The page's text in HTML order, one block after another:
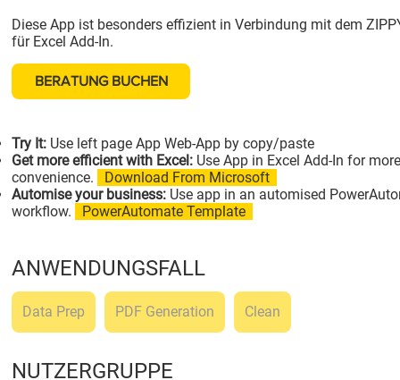
ANWENDUNGSFALL
Data Prep PDF Generation Clean
NUTZERGRUPPE
Try It: Use left page App Web-App by copy/paste
Get more efficient with Excel: Use App in Excel Add-In for
convenience.
Download From Microsoft
Automise your business: Use app in an automised
workflow.
PowerAutomate Template
Diese App ist besonders effizient in Verbindung mit dem
für Excel Add-In.
BERATUNG BUCHEN